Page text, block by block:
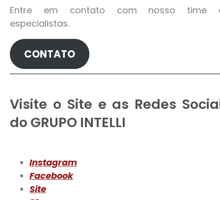
Entre em contato com nosso time
especialistas.
CONTATO
Visite o Site e as Redes
do GRUPO INTELLI
Instagram
Facebook
Site